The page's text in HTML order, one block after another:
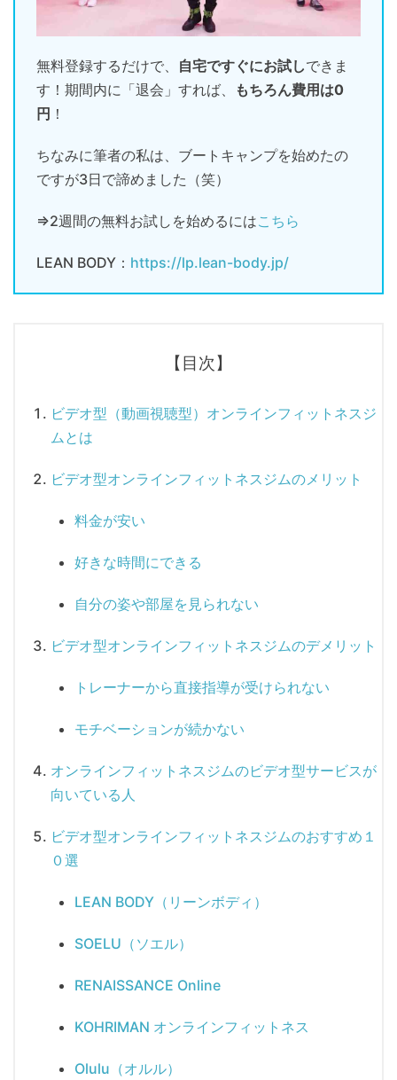
無料登録するだけで、 自宅ですぐにお試しできま
す！期間内に「退会」すれば、
もちろん費用は0
円 ！
ちなみに筆者の私は、ブートキャンプを始めたの
ですが3日で諦めました（笑）
⇒2週間の無料お試しを始めるにはこちら
LEAN BODY： https://lp.lean-body.jp/
【目次】
ビデオ型（動画視聴型）オンラインフィットネスジ
ムとは
ビデオ型オンラインフィットネスジムのメリット
料金が安い
好きな時間にできる
自分の姿や部屋を見られない
ビデオ型オンラインフィットネスジムのデメリット
トレーナーから直接指導が受けられない
モチベーションが続かない
オンラインフィットネスジムのビデオ型サービスが
向いている人
ビデオ型オンラインフィットネスジムのおすすめ１
０選
LEAN BODY（リーンボディ）
SOELU（ソエル）
RENAISSANCE Online
KOHRIMAN オンラインフィットネス
Olulu（オルル）